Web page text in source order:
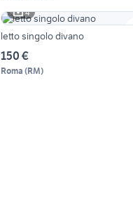
4
letto singolo divano
150 €
Roma (RM)